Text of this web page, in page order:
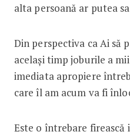
alta persoană ar putea
Din perspectiva ca Ai să
același timp joburile a
imediata apropiere
care îl am acum va fi
Este o întrebare